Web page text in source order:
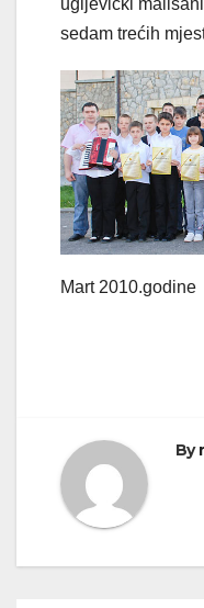
ugljevički
sedam trećih
Mart 2010.godine
By